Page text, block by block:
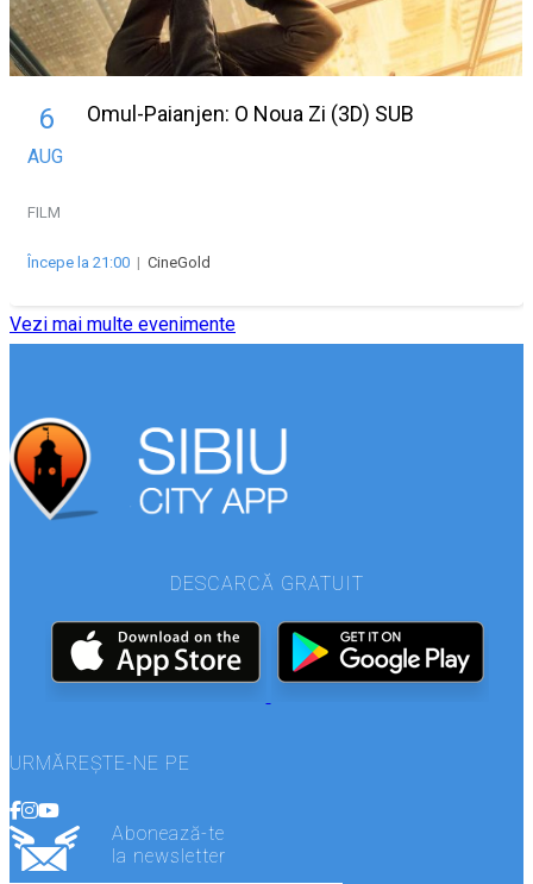
6
AUG
Omul-Paianjen: O Noua Zi (3D) SUB
FILM
Începe la 21:00 | CineGold
Vezi mai multe evenimente
DESCARCĂ GRATUIT
URMĂREȘTE-NE PE
Abonează-te
la newsletter